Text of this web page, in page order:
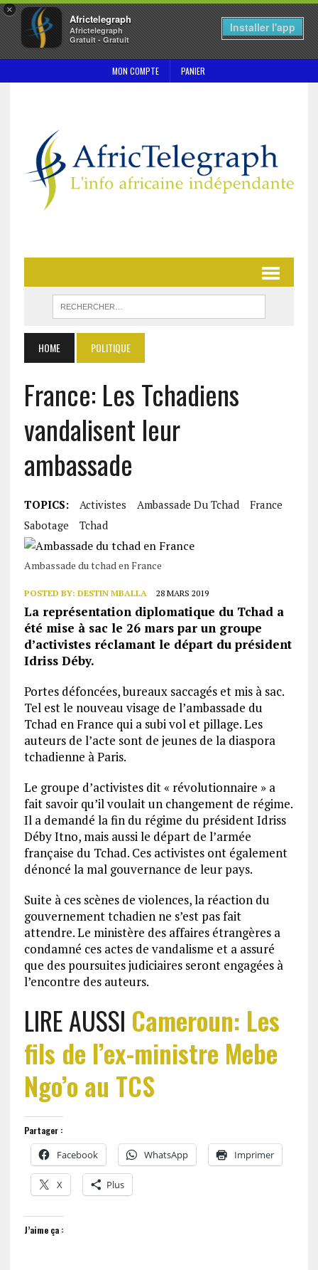
×
Africtelegraph
Africtelegraph
Gratuit - Gratuit
Installer l'app
MON COMPTE PANIER
HOME POLITIQUE
France: Les Tchadiens
vandalisent leur
ambassade
TOPICS: Activistes Ambassade Du Tchad
France
Sabotage
Tchad
Ambassade du tchad en France
POSTED BY: DESTIN MBALLA 28 MARS 2019
La représentation diplomatique du Tchad a
été mise à sac le 26 mars par un groupe
d’activistes réclamant le départ du président
Idriss Déby.
Portes défoncées, bureaux saccagés et mis à sac.
Tel est le nouveau visage de l’ambassade du
Tchad en France qui a subi vol et pillage. Les
auteurs de l’acte sont de jeunes de la diaspora
tchadienne à Paris.
Le groupe d’activistes dit « révolutionnaire » a
fait savoir qu’il voulait un changement de régime.
Il a demandé la fin du régime du président Idriss
Déby Itno, mais aussi le départ de l’armée
française du Tchad. Ces activistes ont également
dénoncé la mal gouvernance de leur pays.
Suite à ces scènes de violences, la réaction du
gouvernement tchadien ne s’est pas fait
attendre. Le ministère des affaires étrangères a
condamné ces actes de vandalisme et a assuré
que des poursuites judiciaires seront engagées à
l’encontre des auteurs.
LIRE AUSSI Cameroun: Les
fils de l’ex-ministre Mebe
Ngo’o au TCS
Partager :
Facebook WhatsApp Imprimer
X Plus
J’aime ça :